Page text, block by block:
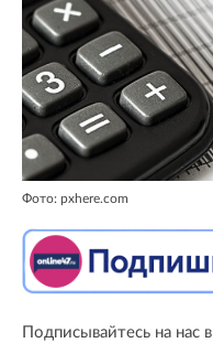
Фото: pxhere.com
Подписывайтесь на нас в